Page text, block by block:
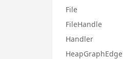
File
FileHandle
Handler
HeapGraphEdge